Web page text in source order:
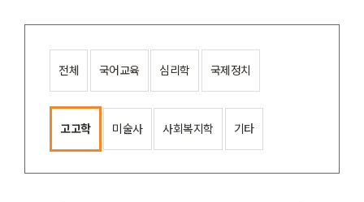
전체 국어교육 심리학 국제정치
고고학 미술사 사회복지학 기타